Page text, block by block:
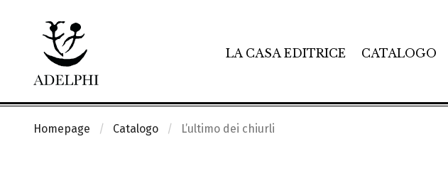
LA CASA EDITRICE CATALOGO
Homepage Catalogo L’ultimo dei chiurli